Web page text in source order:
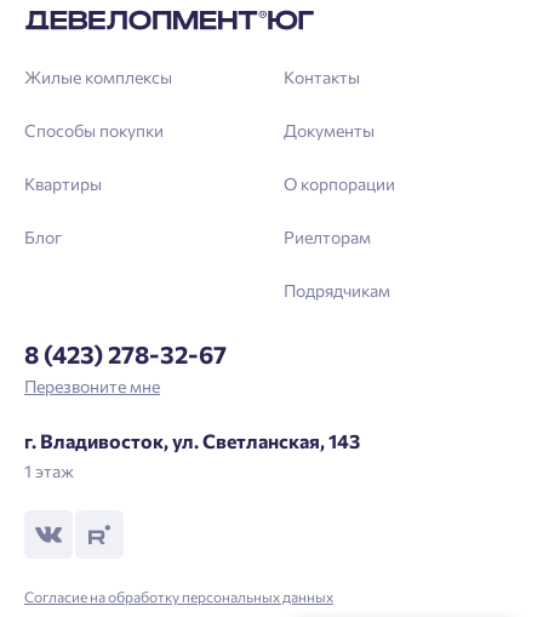
Жилые комплексы
Способы покупки
Квартиры
Блог
Контакты
Документы
О корпорации
Риелторам
Подрядчикам
8 (423) 278-32-67
Перезвоните мне
г. Владивосток, ул. Светланская, 143
1 этаж
Согласие на обработку персональных данных